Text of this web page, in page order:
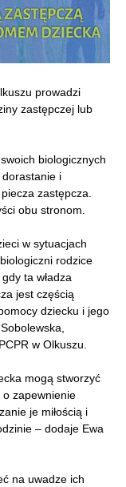
prowadzi
zastępczej lub
biologicznych
i
zastępcza.
obu stronom.
w sytuacjach
rodzice
ta władza
jest częścią
dziecku i jego
w Olkuszu.
mogą stworzyć
o zapewnienie
je miłością i
– dodaje Ewa
na uwadze ich